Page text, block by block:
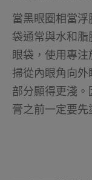
當黑眼圈相當
袋通常與水和
眼袋，使用專
掃從內眼角向外
部分顯得更淺
膏之前一定要先